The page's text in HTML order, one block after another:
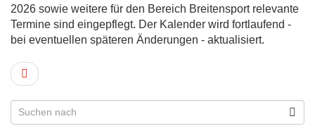
2026 sowie weitere für den Bereich Breitensport relevante
Termine sind eingepflegt. Der Kalender wird fortlaufend -
bei eventuellen späteren Änderungen - aktualisiert.